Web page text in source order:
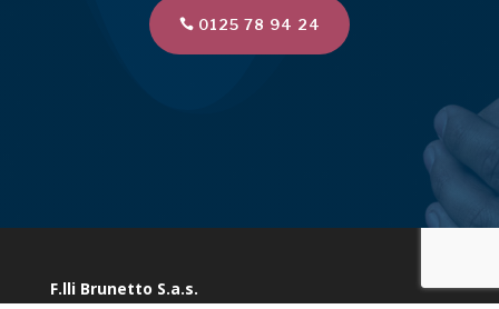
0125 78 94 24
F.lli Brunetto S.a.s.